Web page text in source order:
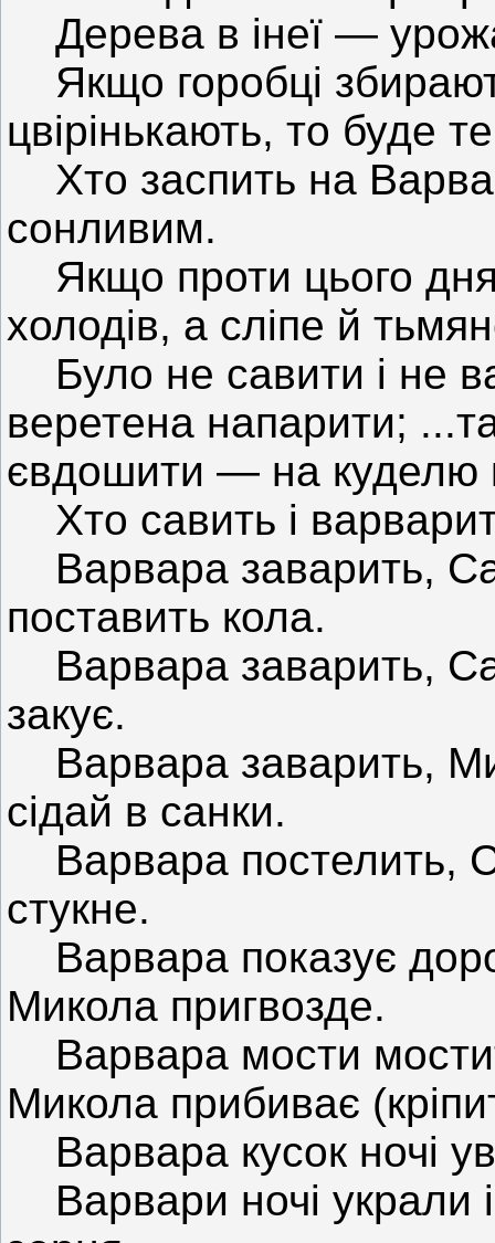
Дерева в інеї —
Якщо горобці
цвірінькають, то буде
Хто заспить на
сонливим.
Якщо проти цього
холодів, а сліпе й
Було не савити і не
веретена напарити;
євдошити — на куделю
Хто савить і
Варвара заварить,
поставить кола.
Варвара заварить,
закує.
Варвара заварить,
сідай в санки.
Варвара постелить,
стукне.
Варвара показує
Микола пригвозде.
Варвара мости
Микола прибиває
Варвара кусок ночі
Варвари ночі украли